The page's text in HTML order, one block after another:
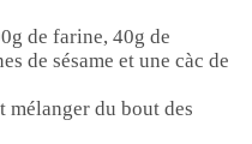
de farine, 40g de
de sésame et une càc de
mélanger du bout des